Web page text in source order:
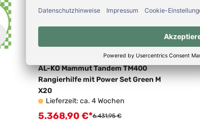
AL-KO Mammut Tandem TM400
Rangierhilfe mit Power Set Green M
X20
Lieferzeit: ca. 4 Wochen
Verkaufspreis:
5.368,90 €*Regulärer Preis:
6.431,95 €